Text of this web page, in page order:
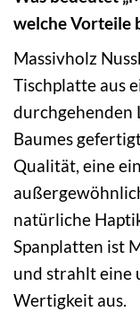
welche Vorteile
Massivholz
Tischplatte aus
durchgehenden
Baumes
Qualität, eine
natürliche
Spanplatten ist
und strahlt eine
Wertigkeit aus.